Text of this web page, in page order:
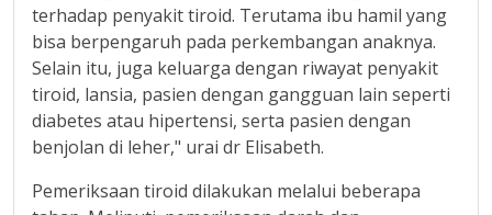
terhadap penyakit tiroid. Terutama ibu hamil yang
bisa berpengaruh pada perkembangan anaknya.
Selain itu, juga keluarga dengan riwayat penyakit
tiroid, lansia, pasien dengan gangguan lain seperti
diabetes atau hipertensi, serta pasien dengan
benjolan di leher," urai dr Elisabeth.
Pemeriksaan tiroid dilakukan melalui beberapa